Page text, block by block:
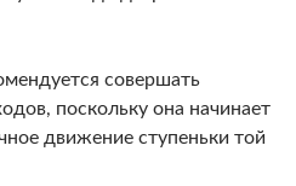
совершать
поскольку она начинает
движение ступеньки той